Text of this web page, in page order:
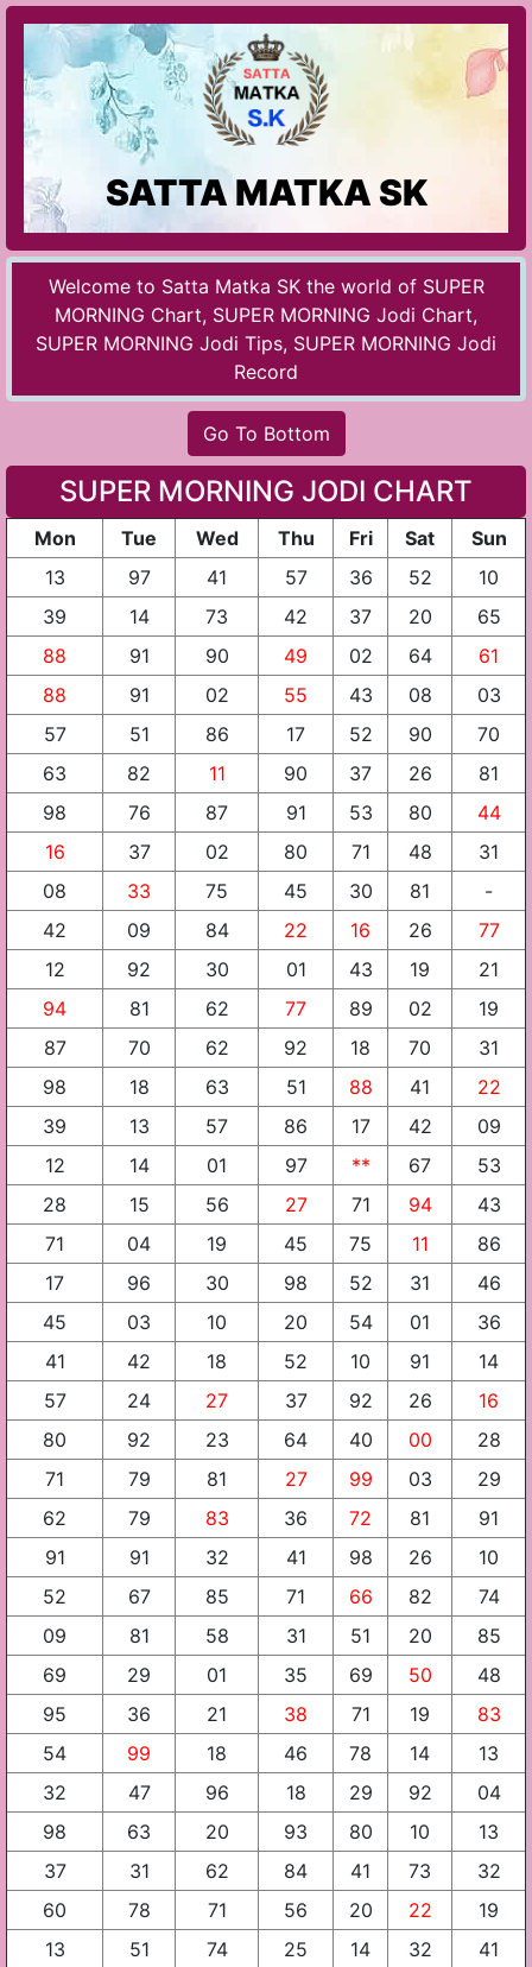
SATTA MATKA SK
Welcome to Satta Matka SK the world of SUPER
MORNING Chart, SUPER MORNING Jodi Chart,
SUPER MORNING Jodi Tips, SUPER MORNING Jodi
Record
Go To Bottom
SUPER MORNING JODI CHART
Mon Tue Wed Thu Fri Sat
Sun
13
97 41 57 36 52
10
39
14 73 42 37 20
65
88
91 90 49 02 64
61
88
91 02 55 43 08
03
57
51 86 17 52 90
70
63
82 11 90 37 26
81
98
76 87 91 53 80
44
16
37 02 80 71 48
31
08
33 75 45 30 81
-
42
09 84 22 16 26
77
12
92 30 01 43 19
21
94
81 62 77 89 02
19
87
70 62 92 18 70
31
98
18 63 51 88 41
22
39
13 57 86 17 42
09
12
14 01 97 ** 67
53
28
15 56 27 71 94
43
71
04 19 45 75 11
86
17
96 30 98 52 31
46
45
03 10 20 54 01
36
41
42 18 52 10 91
14
57
24 27 37 92 26
16
80
92 23 64 40 00
28
71
79 81 27 99 03
29
62
79 83 36 72 81
91
91
91 32 41 98 26
10
52
67 85 71 66 82
74
09
81 58 31 51 20
85
69
29 01 35 69 50
48
95
36 21 38 71 19
83
54
99 18 46 78 14
13
32
47 96 18 29 92
04
98
63 20 93 80 10
13
37
31 62 84 41 73
32
60
78 71 56 20 22
19
13
51 74 25 14 32
41